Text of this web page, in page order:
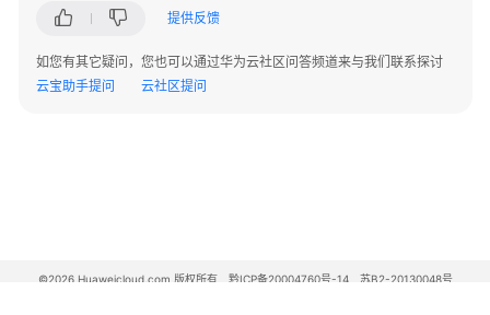
提供反馈
如您有其它疑问，您也可以通过华为云社区问答频道来与我们联系探讨
云宝助手提问
云社区提问
©2026 Huaweicloud.com 版权所有 黔ICP备20004760号-14
苏B2-20130048号